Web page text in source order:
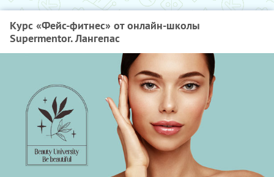
Курс «Фейс-фитнес» от онлайн-школы
Supermentor. Лангепас